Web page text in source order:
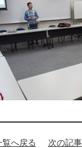
覧へ戻る 次の記